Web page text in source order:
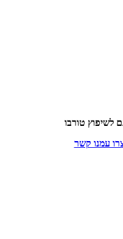
לשיפוץ טורבו
עמנו קשר